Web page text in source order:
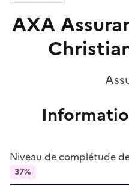
AXA
Niveau de complétude
37%